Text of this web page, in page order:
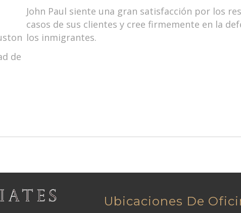
de
John Paul siente una gran satisfacción por los
casos de sus clientes y cree firmemente en la
los inmigrantes.
Ubicaciones De